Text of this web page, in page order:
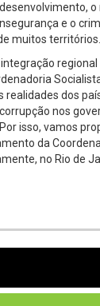
e o
muitos territórios.
dos
nos
isso, vamos
da
no Rio de